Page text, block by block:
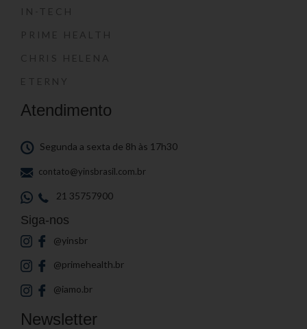
IN-TECH
PRIME HEALTH
CHRIS HELENA
ETERNY
Atendimento
Segunda a sexta de 8h às 17h30
contato@yinsbrasil.com.br
21 35757900
Siga-nos
@yinsbr
@primehealth.br
@iamo.br
Newsletter